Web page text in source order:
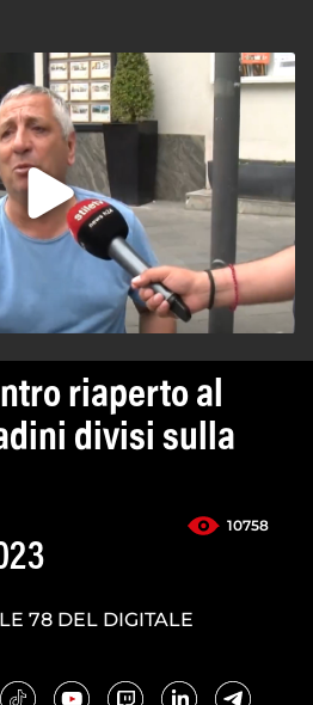
riaperto al
divisi sulla
10758
78 DEL DIGITALE